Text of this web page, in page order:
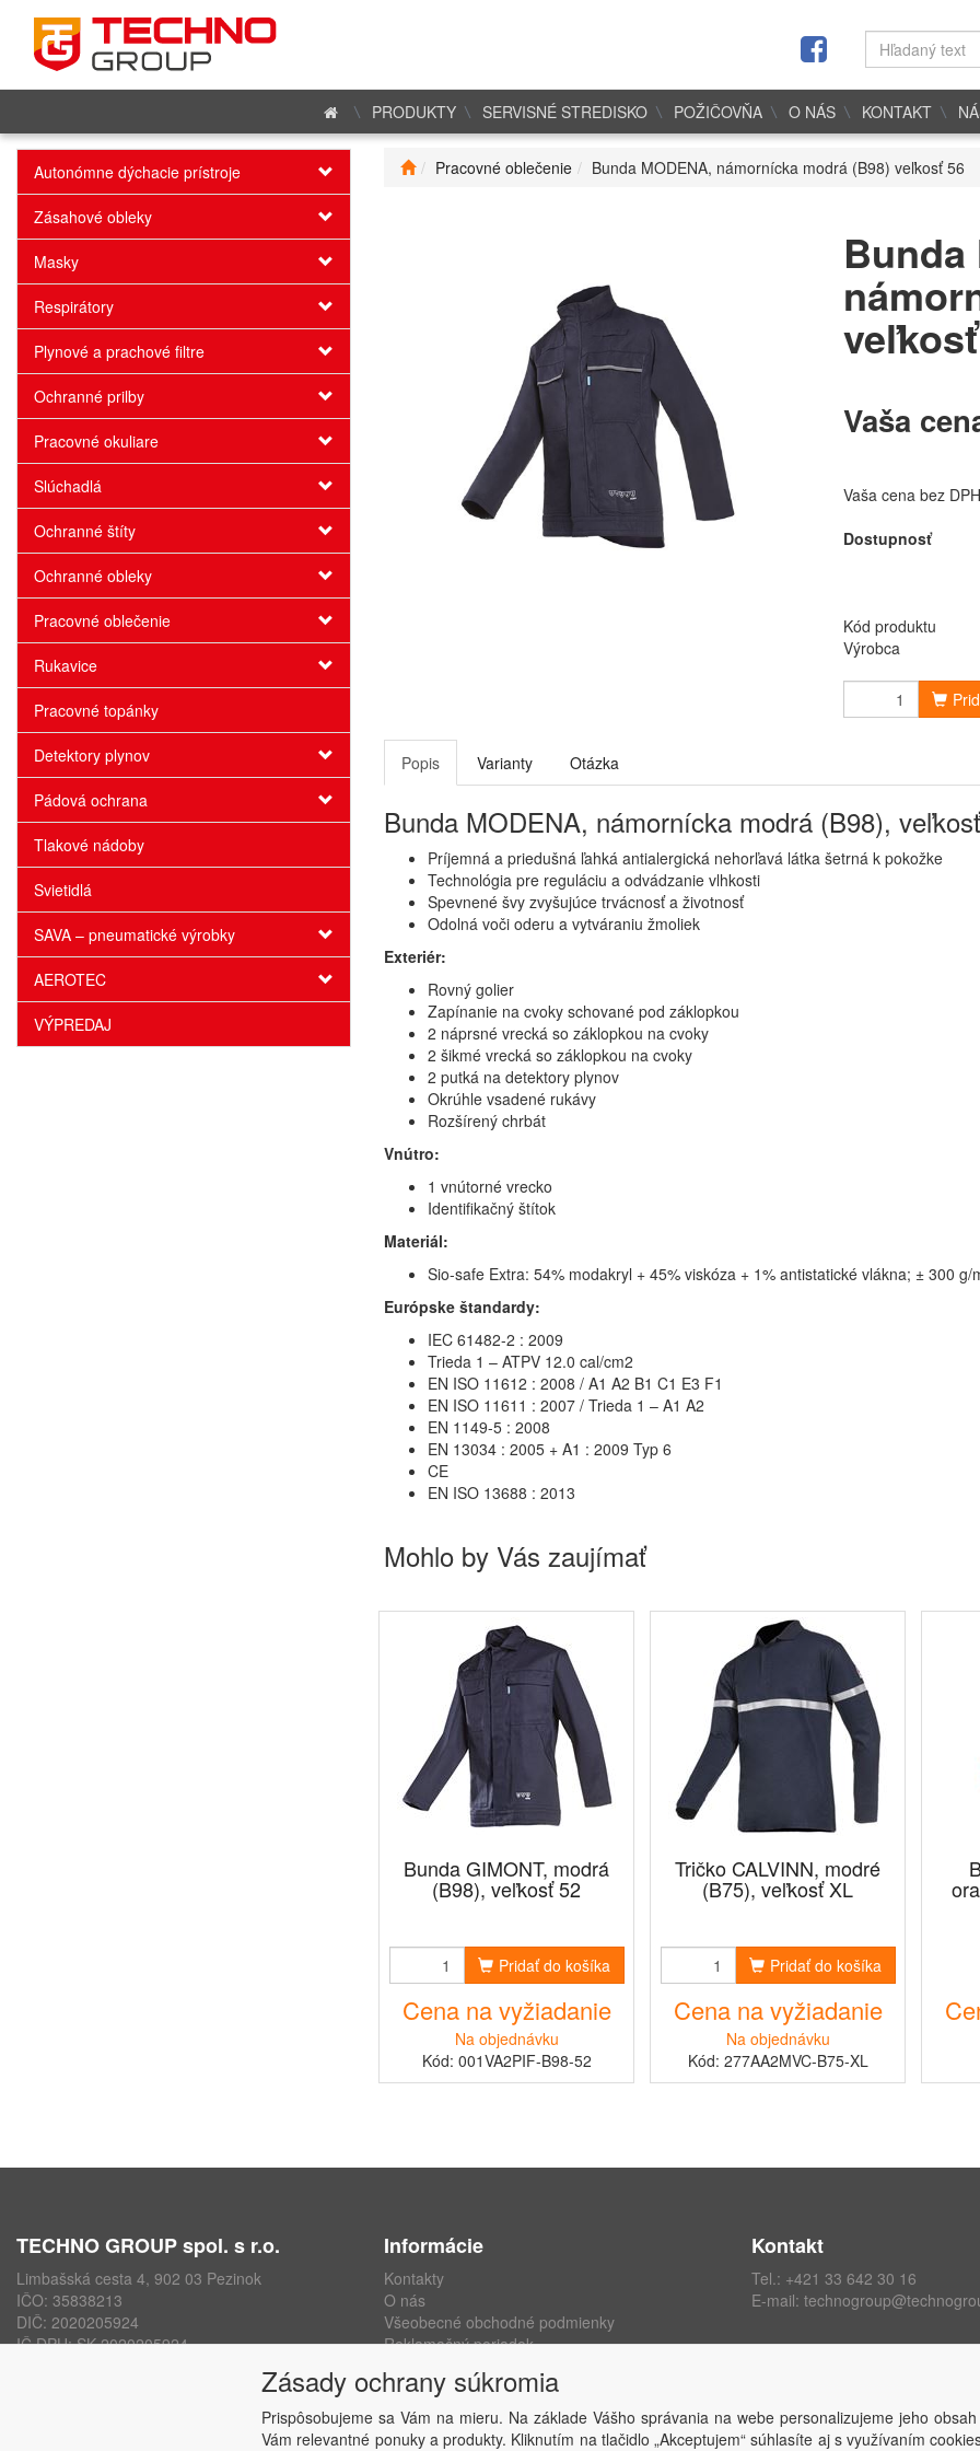
PRODUKTY SERVISNÉ STREDISKO POŽIČOVŇA O NÁS KONTAKT
Autonómne dýchacie prístroje
Zásahové obleky
Masky
Respirátory
Plynové a prachové filtre
Ochranné prilby
Pracovné okuliare
Slúchadlá
Ochranné štíty
Ochranné obleky
Pracovné oblečenie
Rukavice
Pracovné topánky
Detektory plynov
Pádová ochrana
Tlakové nádoby
Svietidlá
SAVA – pneumatické výrobky
AEROTEC
VÝPREDAJ
Pracovné oblečenie Bunda MODENA, námornícka modrá (B98) veľkosť 56
Bunda
Vaša
Vaša cena bez DPH
Dostupnosť
Kód produktu
Výrobca
Popis Varianty Otázka
Bunda MODENA, námornícka modrá (B98),
Príjemná a priedušná ľahká antialergická nehorľavá látka šetrná k pokožke
Technológia pre reguláciu a odvádzanie vlhkosti
Spevnené švy zvyšujúce trvácnosť a životnosť
Odolná voči oderu a vytváraniu žmoliek
Exteriér:
Rovný golier
Zapínanie na cvoky schované pod záklopkou
2 náprsné vrecká so záklopkou na cvoky
2 šikmé vrecká so záklopkou na cvoky
2 putká na detektory plynov
Okrúhle vsadené rukávy
Rozšírený chrbát
Vnútro:
1 vnútorné vrecko
Identifikačný štítok
Materiál:
Sio-safe Extra: 54% modakryl + 45% viskóza + 1% antistatické vlákna; ± 300 g/
Európske štandardy:
IEC 61482-2 : 2009
Trieda 1 – ATPV 12.0 cal/cm2
EN ISO 11612 : 2008 / A1 A2 B1 C1 E3 F1
EN ISO 11611 : 2007 / Trieda 1 – A1 A2
EN 1149-5 : 2008
EN 13034 : 2005 + A1 : 2009 Typ 6
CE
EN ISO 13688 : 2013
Mohlo by Vás zaujímať
Bunda GIMONT, modrá
(B98), veľkosť 52
Pridať do košíka
Cena na vyžiadanie
Na objednávku
Kód: 001VA2PIF-B98-52
Tričko CALVINN, modré
(B75), veľkosť XL
Pridať do košíka
Cena na vyžiadanie
Na objednávku
Kód: 277AA2MVC-B75-XL
TECHNO GROUP spol. s r.o.
Limbašská cesta 4, 902 03 Pezinok
IČO: 35838213
DIČ: 2020205924
IČ DPH: SK 2020205924
Informácie
Kontakty
O nás
Všeobecné obchodné podmienky
Reklamačný poriadok
Nastavenie súkromia
Odstúpenie od zmluvy
Kontakt
Tel.: +421 33 642 30 16
E-mail:
Zásady ochrany súkromia
Prispôsobujeme sa Vám na mieru. Na základe Vášho správania na webe personalizujeme jeho
Vám relevantné ponuky a produkty. Kliknutím na tlačidlo „Akceptujem“ súhlasíte aj s využívaním